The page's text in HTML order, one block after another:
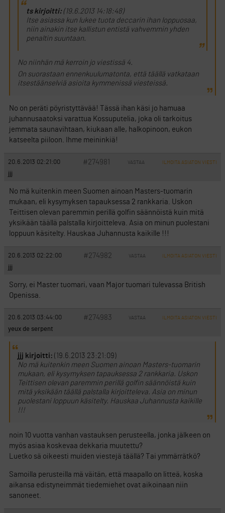
ts kirjoitti:(19.6.2013 14:18:48)
Itse asiassa kun lukee tuota deccarin ihan loppuosaa,
niin ainakin itse kallistun entistä vahvemmin yhden
penaltin suuntaan.
No niinhän mä kerroin jo viestissä 4.
On suorastaan ennenkuulumatonta, että täällä vatkataan
itsestäänselviä asioita kymmenissä viesteissä.
No on peräti pöyristyttävää! Tässä ihan käsi jo hamuaa
juhannusaatoksi varattua Kossuputelia, joka oli tarkoitus
jemmata saunavihtaan, kiukaan alle, halkopinoon, eukon
katseelta piiloon. Ihme meininkiä!
20.6.2013 02:21:00 #274981 VASTAA ILMOITA ASIATON VIESTI
jjj
No mä kuitenkin meen Suomen ainoan Masters-tuomarin
mukaan, eli kysymyksen tapauksessa 2 rankkaria. Uskon
Teittisen olevan paremmin perillä golfin säännöistä kuin mitä
yksikään täällä palstalla kirjoitteleva. Asia on minun puolestani
loppuun käsitelty. Hauskaa Juhannusta kaikille !!!
20.6.2013 02:22:00 #274982 VASTAA ILMOITA ASIATON VIESTI
jjj
Sorry, ei Master tuomari, vaan Major tuomari tulevassa British
Openissa.
20.6.2013 03:44:00 #274983 VASTAA ILMOITA ASIATON VIESTI
yeux de serpent
jjj kirjoitti: (19.6.2013 23:21:09)
No mä kuitenkin meen Suomen ainoan Masters-tuomarin
mukaan, eli kysymyksen tapauksessa 2 rankkaria. Uskon
Teittisen olevan paremmin perillä golfin säännöistä kuin
mitä yksikään täällä palstalla kirjoitteleva. Asia on minun
puolestani loppuun käsitelty. Hauskaa Juhannusta kaikille
!!!
noin 10 vuotta vanhan vastauksen perusteella, jonka jälkeen on
myös asiaa koskevaa dekkaria muutettu?
Luetko sä oikeesti muiden viestejä täällä? Tai ymmärrätkö?
Samoilla perusteilla mä väitän, että maapallo on litteä, koska
aikansa edistyneimmät tiedemiehet ovat aikoinaan niin
sanoneet.